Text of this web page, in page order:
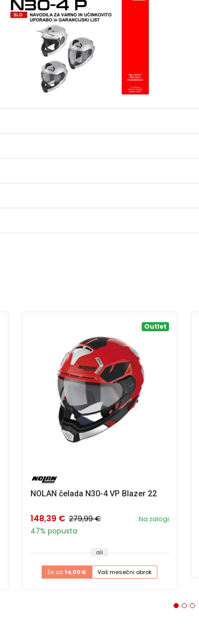
Outlet
NOLAN čelada N30-4 VP Blazer 22
Na zalogi
148,39 € 279,99 €
47% popusta
ali
Že od 14,00 € Vaš mesečni obrok